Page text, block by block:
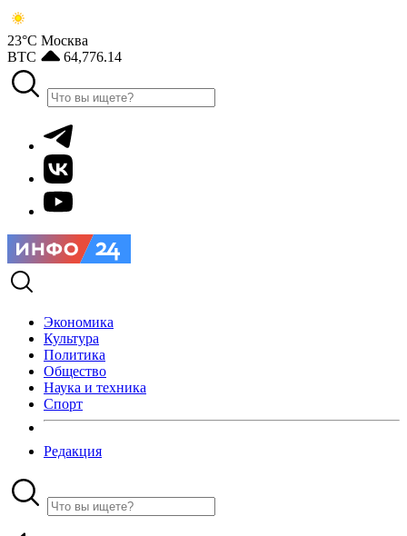
23°С Москва
BTC
64,776.14
Экономика
Культура
Политика
Общество
Наука и техника
Спорт
Редакция